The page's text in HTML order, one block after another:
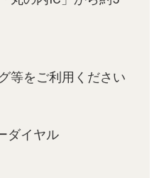
等をご利用ください
ダイヤル